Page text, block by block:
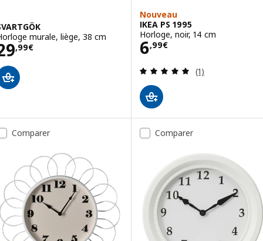
murale, liège, 38 cm
,99€
29,99€
Nouveau
IKEA PS 1995
Horloge, noir, 14 cm
6,99€
Prix 6,99€
Révision: 5
(1)
Comparer Comparer